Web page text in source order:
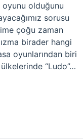
oyunu olduğunu
sorusu
çoğu zaman
birader hangi
oyunlarından biri
“Ludo”…